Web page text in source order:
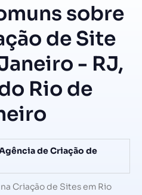
sobre
de Site
- RJ,
Rio de
de Criação de
Criação de Sites em Rio